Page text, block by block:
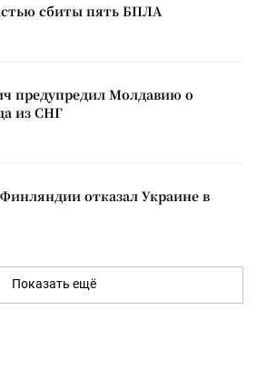
сбиты пять БПЛА
предупредил Молдавию о
из СНГ
отказал Украине в
Показать ещё